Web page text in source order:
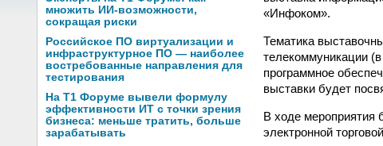
множить ИИ-возможности,
сокращая риски
Российское ПО виртуализации и
инфраструктурное ПО — наиболее
востребованные направления для
тестирования
На Т1 Форуме вывели формулу
эффективности ИТ с точки зрения
бизнеса: меньше тратить, больше
зарабатывать
«Инфоком».
Тематика
телекоммуникации
программное
выставки будет
В ходе мероприятия
электронной